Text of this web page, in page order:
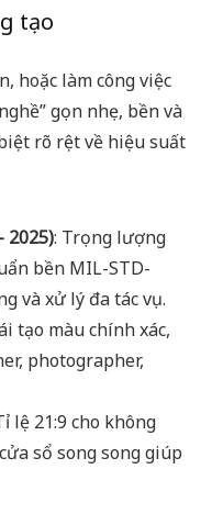
tạo
hoặc làm công việc
gọn nhẹ, bền và
rõ rệt về hiệu suất
2025): Trọng lượng
bền MIL-STD-
và xử lý đa tác vụ.
tạo màu chính xác,
photographer,
lệ 21:9 cho không
sổ song song giúp